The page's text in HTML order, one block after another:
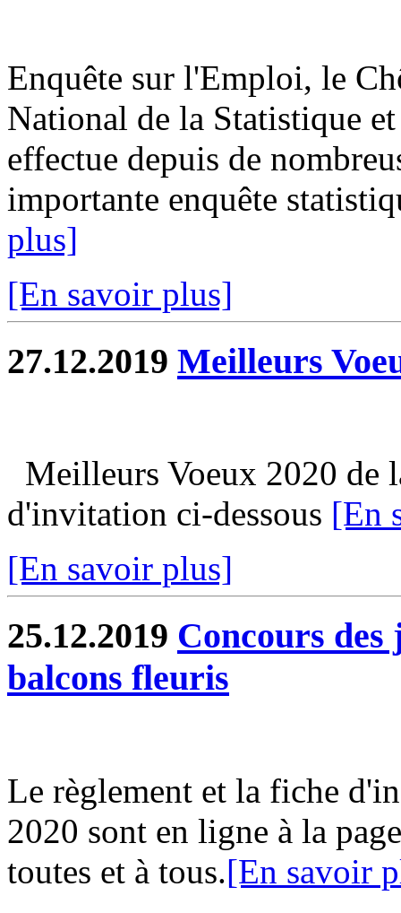
Enquête sur l'Emploi, le
National de la Statistique
effectue depuis de
importante enquête
plus]
[En savoir plus]
27.12.2019 Meilleurs
Meilleurs Voeux 2020
d'invitation ci-dessous [En
[En savoir plus]
25.12.2019 Concours
balcons fleuris
Le règlement et la fiche
2020 sont en ligne à la
toutes et à tous.[En savoir